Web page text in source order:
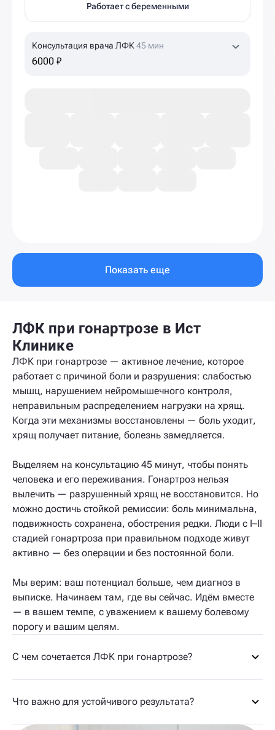
Работает с беременными
Консультация врача ЛФК45 мин
6000 ₽
Показать еще
ЛФК при гонартрозе в Ист
Клинике
ЛФК при гонартрозе — активное лечение, которое
работает с причиной боли и разрушения: слабостью
мышц, нарушением нейромышечного контроля,
неправильным распределением нагрузки на хрящ.
Когда эти механизмы восстановлены — боль уходит,
хрящ получает питание, болезнь замедляется.
Выделяем на консультацию 45 минут, чтобы понять
человека и его переживания. Гонартроз нельзя
вылечить — разрушенный хрящ не восстановится. Но
можно достичь стойкой ремиссии: боль минимальна,
подвижность сохранена, обострения редки. Люди с I–II
стадией гонартроза при правильном подходе живут
активно — без операции и без постоянной боли.
Мы верим: ваш потенциал больше, чем диагноз в
выписке. Начинаем там, где вы сейчас. Идём вместе
— в вашем темпе, с уважением к вашему болевому
порогу и вашим целям.
С чем сочетается ЛФК при гонартрозе?
Что важно для устойчивого результата?